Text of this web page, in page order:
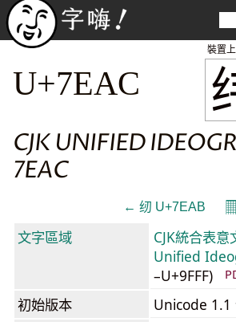
裝置
U+7EAC
CJK UNIFIED
7EAC
← 纫 U+7EAB
文字區域
CJK統合表意
Unified
–U+9FFF)
初始版本
Unicode 1.1